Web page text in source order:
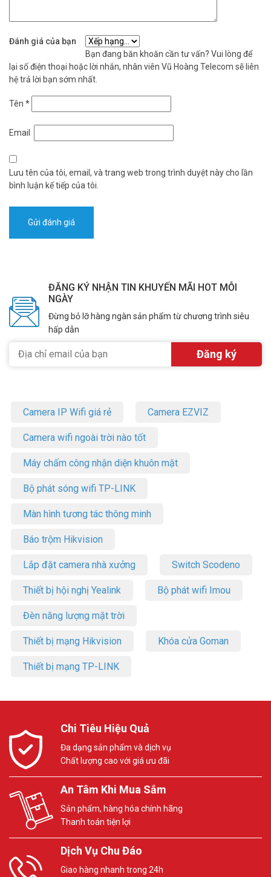
Đánh giá của bạn
Bạn đang băn khoăn cần tư vấn? Vui lòng để
lại số điện thoại hoặc lời nhắn, nhân viên Vũ Hoàng Telecom sẽ liên
hệ trả lời bạn sớm nhất.
Tên *
Email
Lưu tên của tôi, email, và trang web trong trình duyệt này cho lần
bình luận kế tiếp của tôi.
ĐĂNG KÝ NHẬN TIN KHUYẾN MÃI HOT MỖI
NGÀY
Đừng bỏ lỡ hàng ngàn sản phẩm từ chương trình siêu
hấp dẫn
Camera IP Wifi giá rẻ Camera EZVIZ
Camera wifi ngoài trời nào tốt
Máy chấm công nhận diện khuôn mặt
Bộ phát sóng wifi TP-LINK
Màn hình tương tác thông minh
Báo trộm Hikvision
Lắp đặt camera nhà xưởng Switch Scodeno
Thiết bị hội nghị Yealink Bộ phát wifi Imou
Đèn năng lượng mặt trời
Thiết bị mạng Hikvision Khóa cửa Goman
Thiết bị mạng TP-LINK
Chi Tiêu Hiệu Quả
Đa dạng sản phẩm và dịch vụ
Chất lượng cao với giá ưu đãi
An Tâm Khi Mua Sắm
Sản phẩm, hàng hóa chính hãng
Thanh toán tiện lợi
Dịch Vụ Chu Đáo
Giao hàng nhanh trong 24h